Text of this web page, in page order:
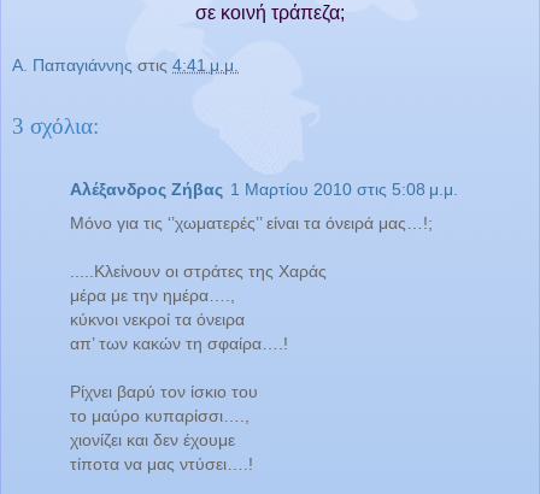
σε κοινή τράπεζα;
Α. Παπαγιάννης στις 4:41 μ.μ.
3 σχόλια:
Αλέξανδρος Ζήβας 1 Μαρτίου 2010 στις 5:08 μ.μ.
Μόνο για τις ‘’χωματερές’’ είναι τα όνειρά μας…!;
.....Κλείνουν οι στράτες της Χαράς
μέρα με την ημέρα….,
κύκνοι νεκροί τα όνειρα
απ’ των κακών τη σφαίρα….!
Ρίχνει βαρύ τον ίσκιο του
το μαύρο κυπαρίσσι….,
χιονίζει και δεν έχουμε
τίποτα να μας ντύσει….!